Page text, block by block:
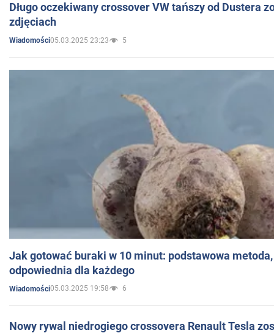
Długo oczekiwany crossover VW tańszy od Dustera
zdjęciach
Wiadomości05.03.2025 23:23 5
Jak gotować buraki w 10 minut: podstawowa
odpowiednia dla każdego
Wiadomości05.03.2025 19:58 6
Nowy rywal niedrogiego crossovera Renault Tesla